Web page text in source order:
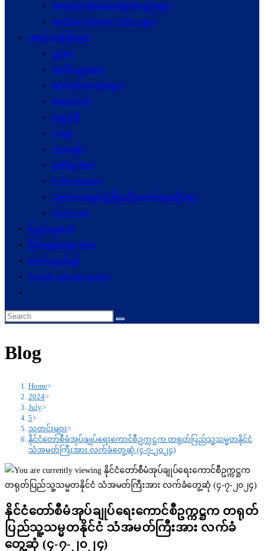
စေတနာ့ဝန်ထမ်းအဖွဲ့အစည်းများ
ဆက်စပ် Website URLs များ
အရင်းအမြစ်များ
ဥပဒေ
အသိပညာပေး
ဆက်စပ်စာအုပ်များ
ဆောင်းပါး
ဝတ္ထုတို
ကဗျာ
ကာတွန်း
အစီရင်ခံစာ
E-Newsletters
သုတေသနနှင့်ဖွံ့ဖြိုးတိုးတက်ရေးဆိုင်ရာ
Acronyms
ပြည်သူ့အသံ
ငြိမ်းချမ်းရေး Wiki
ဆက်သွယ်ရန်
Toggle website search
Blog
Home>
2024>
July>
5>
သတင်းများ>
နိုင်ငံတော်စီမံအုပ်ချုပ်ရေးကောင်စီဥက္ကဋ္ဌက တရုတ်ပြည်သူ့သမ္မတနိုင်ငံ
သံအမတ်ကြီးအား လက်ခံတွေ့ဆုံ (၄-၇-၂၀၂၄)
နိုင်ငံတော်စီမံအုပ်ချုပ်ရေးကောင်စီဥက္ကဋ္ဌက တရုတ်
ပြည်သူ့သမ္မတနိုင်ငံ သံအမတ်ကြီးအား လက်ခံ
တွေ့ဆုံ (၄-၇-၂၀၂၄)